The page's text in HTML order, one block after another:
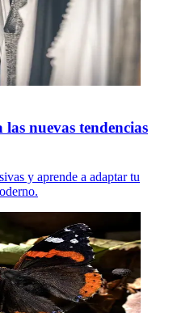
nuevas tendencias
y aprende a adaptar tu